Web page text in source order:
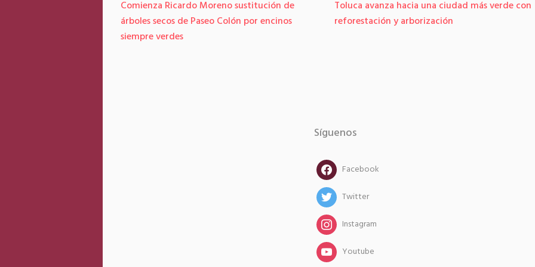
Comienza Ricardo Moreno sustitución de
árboles secos de Paseo Colón por encinos
siempre verdes
Toluca avanza hacia una ciudad más verde con
reforestación y arborización
Síguenos
facebookFacebook
twitterTwitter
instagramInstagram
instagramYoutube